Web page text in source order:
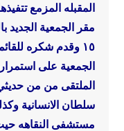
المقبله المزمع
١٥ وقدم شكره
الجمعية على
الملتقى من من حديثي
سلطان الانسانية
مستشفى النقاهه